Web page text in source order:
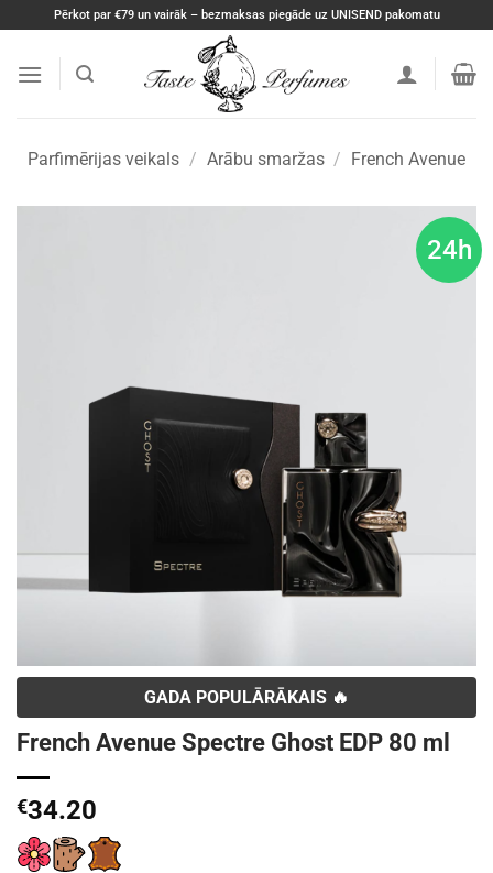
content
Pērkot par €79 un vairāk – bezmaksas piegāde uz UNISEND pakomatu
Parfimērijas veikals / Arābu smaržas / French Avenue
24h
GADA POPULĀRĀKAIS 🔥
French Avenue Spectre Ghost EDP 80 ml
€34.20